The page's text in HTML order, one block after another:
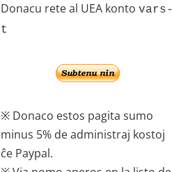
Donacu rete al UEA kontovars-
t
※ Donaco estos pagita sumo
minus 5% de administraj kostoj
ĉe Paypal.